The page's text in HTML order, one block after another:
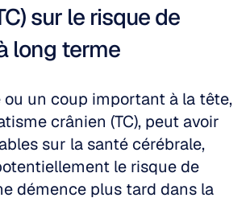
sur le risque de
long terme
ou un coup important à la tête,
crânien (TC), peut avoir
sur la santé cérébrale,
le risque de
démence plus tard dans la